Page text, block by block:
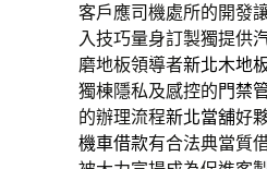
客戶應司機處所的開發
入技巧量身訂製獨提供
磨地板領導者新北木地
獨棟隱私及感控的門禁
的辦理流程新北當舖好
機車借款有合法典當質